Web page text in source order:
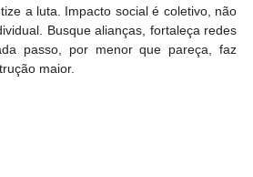
a luta. Impacto social é coletivo, não
Busque alianças, fortaleça redes
passo, por menor que pareça, faz
maior.